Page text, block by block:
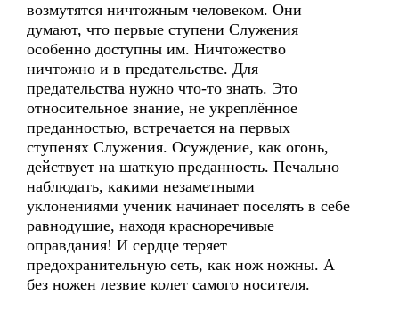
возмутятся ничтожным человеком. Они
думают, что первые ступени Служения
особенно доступны им. Ничтожество
ничтожно и в предательстве. Для
предательства нужно что-то знать. Это
относительное знание, не укреплённое
преданностью, встречается на первых
ступенях Служения. Осуждение, как огонь,
действует на шаткую преданность. Печально
наблюдать, какими незаметными
уклонениями ученик начинает поселять в себе
равнодушие, находя красноречивые
оправдания! И сердце теряет
предохранительную сеть, как нож ножны. А
без ножен лезвие колет самого носителя.